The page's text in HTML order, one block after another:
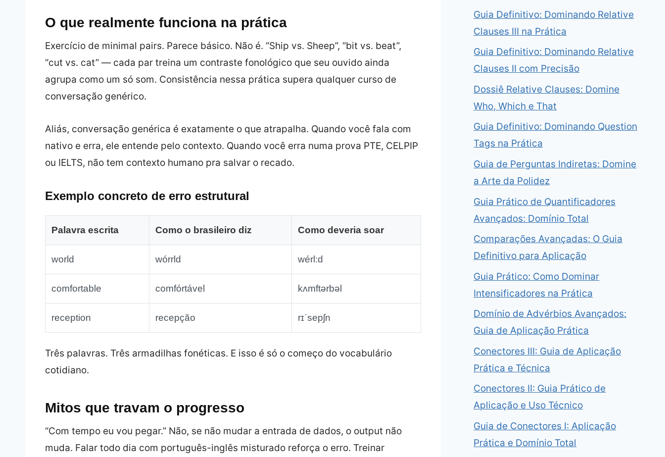
O que realmente funciona na prática
Exercício de minimal pairs. Parece básico. Não é. “Ship vs. Sheep”, “bit vs. beat”,
“cut vs. cat” — cada par treina um contraste fonológico que seu ouvido ainda
agrupa como um só som. Consistência nessa prática supera qualquer curso de
conversação genérico.
Aliás, conversação genérica é exatamente o que atrapalha. Quando você fala com
nativo e erra, ele entende pelo contexto. Quando você erra numa prova PTE, CELPIP
ou IELTS, não tem contexto humano pra salvar o recado.
Exemplo concreto de erro estrutural
Palavra escrita Como o brasileiro diz Como deveria soar
world wórrld wérl:d
comfortable comfórtável kʌmftərbəl
reception recepção rɪˈsepʃn
Três palavras. Três armadilhas fonéticas. E isso é só o começo do vocabulário
cotidiano.
Mitos que travam o progresso
“Com tempo eu vou pegar.” Não, se não mudar a entrada de dados, o output não
muda. Falar todo dia com português-inglês misturado reforça o erro. Treinar
Guia Definitivo: Dominando Relative
Clauses III na Prática
Guia Definitivo: Dominando Relative
Clauses II com Precisão
Dossiê Relative Clauses: Domine
Who, Which e That
Guia Definitivo: Dominando Question
Tags na Prática
Guia de Perguntas Indiretas: Domine
a Arte da Polidez
Guia Prático de Quantificadores
Avançados: Domínio Total
Comparações Avançadas: O Guia
Definitivo para Aplicação
Guia Prático: Como Dominar
Intensificadores na Prática
Domínio de Advérbios Avançados:
Guia de Aplicação Prática
Conectores III: Guia de Aplicação
Prática e Técnica
Conectores II: Guia Prático de
Aplicação e Uso Técnico
Guia de Conectores I: Aplicação
Prática e Domínio Total